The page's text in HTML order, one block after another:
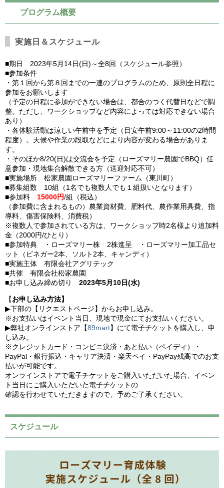
プログラム概要
実施日＆スケジュール
■期日 2023年5月14日(日)～全8回（スケジュール参照）
■参加条件
・第１回から第８回までの一連のプログラムのため、原則全日程に
参加をお願いします
（予定の日程に参加ができない場合は、都合のつく代替日などで調
整。ただし、ワークショップなど内容によっては対応できない場合
あり）
・各体験活動は涼しい午前中を予定（目安午前9:00～11:00の2時間
程度）。天候や作業の段取などにより内容が変わる場合がありま
す。
・そのほか8/20(日)は交流会を予定（ローズマリー農園でBBQ）任
意参加・現地集合解散できる方（送迎対応不可）
■実施場所 松家農園ローズマリーファーム（東川町）
■募集組数 10組（1名でも複数人でも１組扱いとなります）
■参加料 15000円/組（税込）
（参加費に含まれるもの）農業資材費、肥料代、農作業用具費、指
導料、傷害保険料、消費税）
※複数人で参加されている方は、ワークショップ時2名様より追加料
金（2000円/ひとり）
■参加特典 ・ローズマリー株 2株進呈 ・ローズマリー加工品セ
ット（ビネガー2本、ソルト2本、キャンディ）
■実施主体 有限会社アグリテック
■共催 有限会社松家農園
■お申し込み締め切り 2023年5月10日(水)
【お申し込み方法】
▶︎下部の【リクエストページ】からお申し込み。
※お支払いはイベント当日、現地で現金にてお支払いください。
▶︎弊社オンラインストア【89mart】にて電子チケットを購入し、申
し込み。
※クレジットカード・コンビニ決済・あと払い（ペイディ）・
PayPal・銀行振込・キャリア決済・楽天ペイ・PayPay残高でのお支
払いが可能です。
オンラインストアで電子チケットをご購入いただいた場合、イベン
ト当日にご購入いただいた電子チケットの
確認を行わせていただきますので、予めご了承ください。
スケジュール